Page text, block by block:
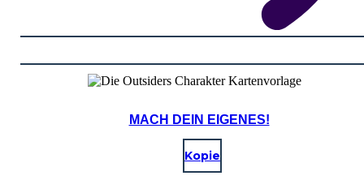
MACH DEIN EIGENES!
Kopie